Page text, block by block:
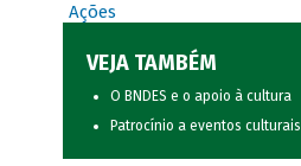
Ações
VEJA TAMBÉM
O BNDES e o apoio à cultura
Patrocínio a eventos culturais